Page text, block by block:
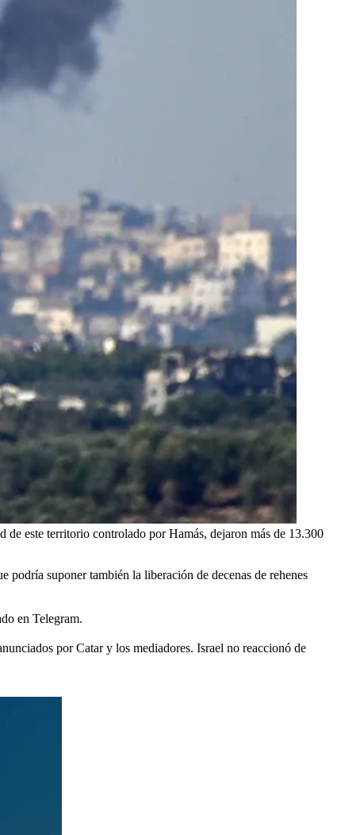
de este territorio controlado por Hamás, dejaron más de 13.300
podría suponer también la liberación de decenas de rehenes
en Telegram.
por Catar y los mediadores. Israel no reaccionó de